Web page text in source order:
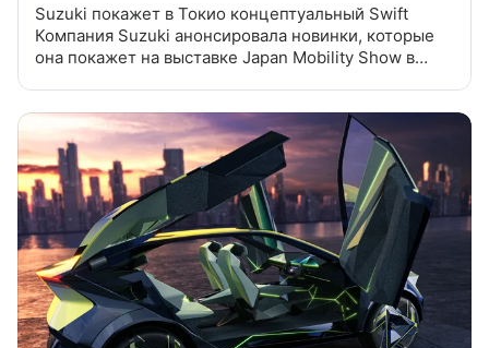
Suzuki покажет в Токио концептуальный Swift
Компания Suzuki анонсировала новинки, которые
она покажет на выставке Japan Mobility Show в